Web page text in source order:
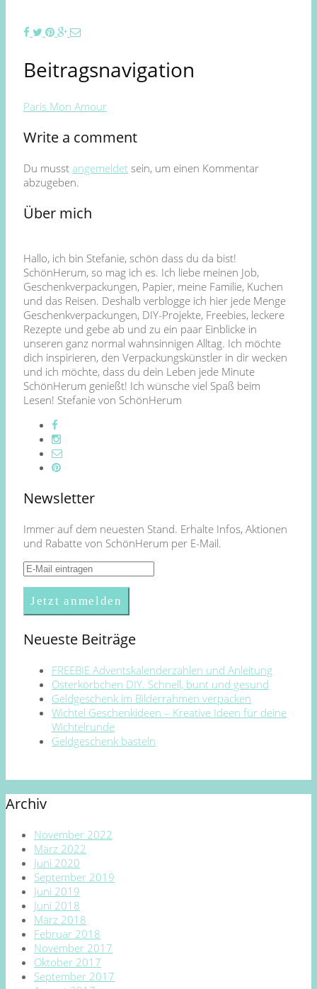
Beitragsnavigation
Paris Mon Amour
Write a comment
Du musst angemeldet sein, um einen Kommentar
abzugeben.
Über mich
Hallo, ich bin Stefanie, schön dass du da bist!
SchönHerum, so mag ich es. Ich liebe meinen Job,
Geschenkverpackungen, Papier, meine Familie, Kuchen
und das Reisen. Deshalb verblogge ich hier jede Menge
Geschenkverpackungen, DIY-Projekte, Freebies, leckere
Rezepte und gebe ab und zu ein paar Einblicke in
unseren ganz normal wahnsinnigen Alltag. Ich möchte
dich inspirieren, den Verpackungskünstler in dir wecken
und ich möchte, dass du dein Leben jede Minute
SchönHerum genießt! Ich wünsche viel Spaß beim
Lesen! Stefanie von SchönHerum
Newsletter
Immer auf dem neuesten Stand. Erhalte Infos, Aktionen
und Rabatte von SchönHerum per E-Mail.
Neueste Beiträge
FREEBIE Adventskalenderzahlen und Anleitung
Osterkörbchen DIY. Schnell, bunt und gesund
Geldgeschenk im Bilderrahmen verpacken
Wichtel Geschenkideen – Kreative Ideen für deine
Wichtelrunde
Geldgeschenk basteln
Archiv
November 2022
März 2022
Juni 2020
September 2019
Juni 2019
Juni 2018
März 2018
Februar 2018
November 2017
Oktober 2017
September 2017